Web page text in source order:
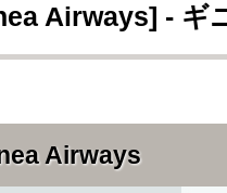
Airways] - ギ
Airways